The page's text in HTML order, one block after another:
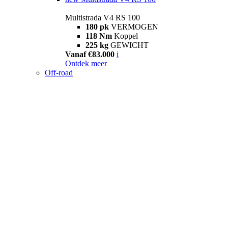
Multistrada V4 RS 100
180 pk VERMOGEN
118 Nm Koppel
225 kg GEWICHT
Vanaf €83.000 i
Ontdek meer
Off-road